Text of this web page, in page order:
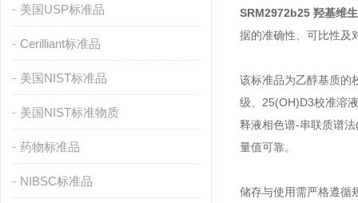
美国USP标准品
Cerilliant标准品
美国NIST标准品
美国NIST标准物质
药物标准品
NIBSC标准品
SRM2972b25 羟基维
据的准确性、可比性及
该标准品为乙醇基质的
级、25(OH)D3校准溶
释液相色谱-串联质谱
量值可靠。
储存与使用需严格遵循